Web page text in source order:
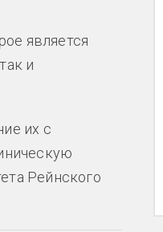
является
и
их с
Рейнского